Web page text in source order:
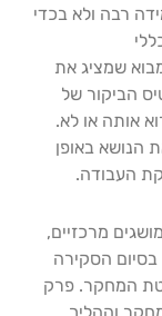
רבה ולא בכדי
שמציג את
הביקור של
אותה או לא.
הנושא באופן
העבודה.
מרכזיים,
בסיום הסקירה
המחקר. פרק